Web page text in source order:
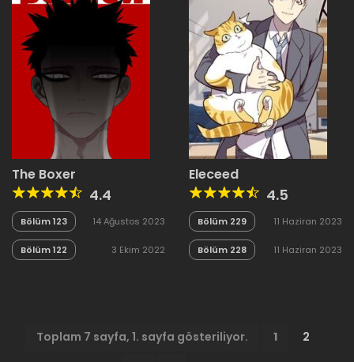
The Boxer
4.4
Bölüm 123 14 Ağustos 2023
Bölüm 122 3 Ekim 2022
Eleceed
4.5
Bölüm 229 11 Haziran 2023
Bölüm 228 11 Haziran 2023
Toplam 7 sayfa, 1. sayfa gösteriliyor. 1
2